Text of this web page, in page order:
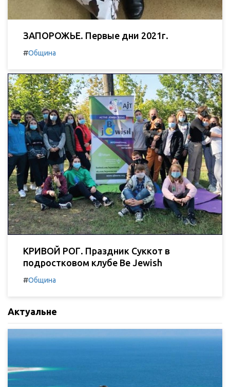
ЗАПОРОЖЬЕ. Первые дни 2021г.
#Община
КРИВОЙ РОГ. Праздник Суккот в
подростковом клубе Be Jewish
#Община
Актуальне